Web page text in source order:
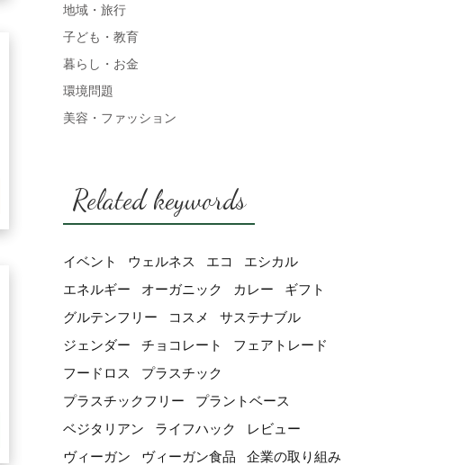
地域・旅行
子ども・教育
暮らし・お金
環境問題
美容・ファッション
Related keywords
イベント ウェルネス エコ
エシカル
エネルギー
オーガニック カレー
ギフト
グルテンフリー
コスメ
サステナブル
ジェンダー
チョコレート
フェアトレード
フードロス
プラスチック
プラスチックフリー
プラントベース
ベジタリアン
ライフハック
レビュー
ヴィーガン
ヴィーガン食品
企業の取り組み